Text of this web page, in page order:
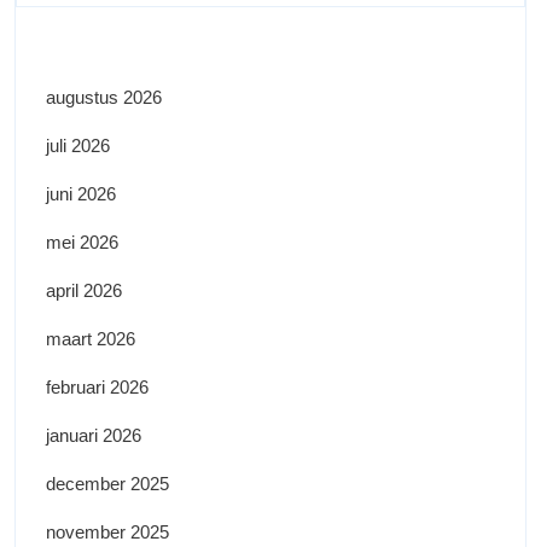
augustus 2026
juli 2026
juni 2026
mei 2026
april 2026
maart 2026
februari 2026
januari 2026
december 2025
november 2025